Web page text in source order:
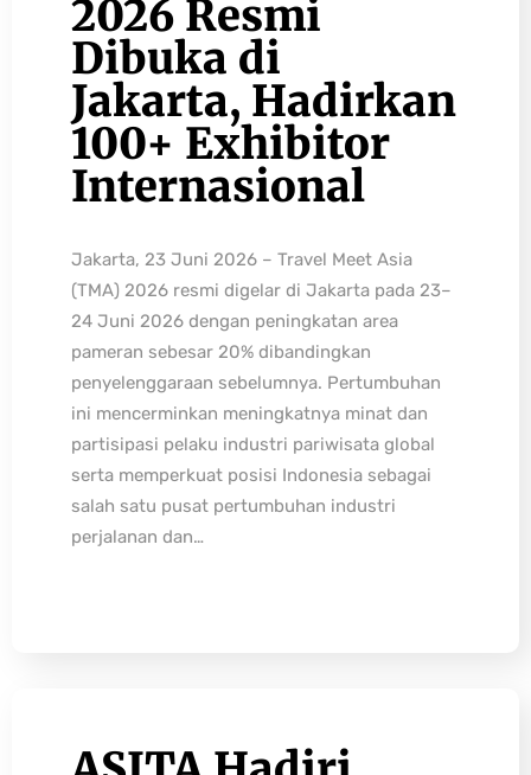
2026 Resmi
Dibuka di
Jakarta, Hadirkan
100+ Exhibitor
Internasional
Jakarta, 23 Juni 2026 – Travel Meet Asia
(TMA) 2026 resmi digelar di Jakarta pada 23–
24 Juni 2026 dengan peningkatan area
pameran sebesar 20% dibandingkan
penyelenggaraan sebelumnya. Pertumbuhan
ini mencerminkan meningkatnya minat dan
partisipasi pelaku industri pariwisata global
serta memperkuat posisi Indonesia sebagai
salah satu pusat pertumbuhan industri
perjalanan dan…